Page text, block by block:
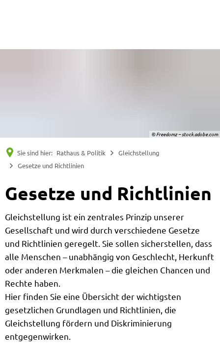
© Freedomz – stock.adobe.com
Sie sind hier: Rathaus & Politik
Gleichstellung
Gesetze und Richtlinien
Gesetze und Richtlinien
Gleichstellung ist ein zentrales Prinzip unserer
Gesellschaft und wird durch verschiedene Gesetze
und Richtlinien geregelt. Sie sollen sicherstellen, dass
alle Menschen – unabhängig von Geschlecht, Herkunft
oder anderen Merkmalen – die gleichen Chancen und
Rechte haben.
Hier finden Sie eine Übersicht der wichtigsten
gesetzlichen Grundlagen und Richtlinien, die
Gleichstellung fördern und Diskriminierung
entgegenwirken.